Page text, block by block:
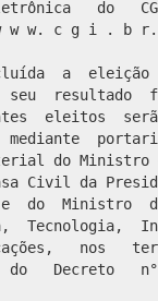
do
w. c g i . b r.
a
seu resultado
eleitos
mediante
do Ministro
Civil da
e do Ministro
Tecnologia,
nos
Decreto n°